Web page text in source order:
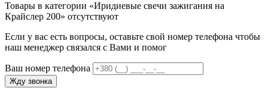
Товары в категории «Иридиевые свечи зажигания на
Крайслер 200» отсутствуют
Если у вас есть вопросы, оставьте свой номер телефона чтобы
наш менеджер связался с Вами и помог
Ваш номер телефона
Жду звонка